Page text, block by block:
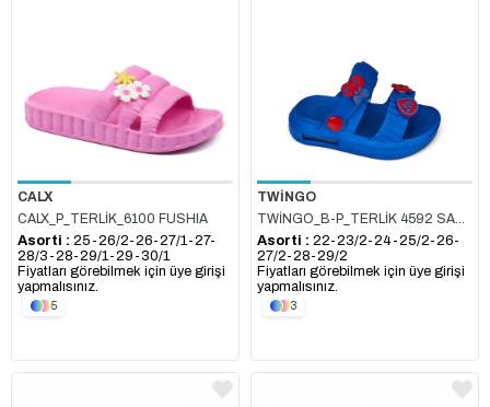
CALX
CALX_P_TERLİK_6100 FUSHIA
Asorti : 25-26/2-26-27/1-27-
28/3-28-29/1-29-30/1
Fiyatları görebilmek için üye girişi
yapmalısınız.
5
TWİNGO
TWİNGO_B-P_TERLİK 4592 SAKS
Asorti : 22-23/2-24-25/2-26-
27/2-28-29/2
Fiyatları görebilmek için üye girişi
yapmalısınız.
3